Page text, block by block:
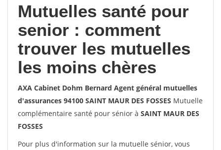
Mutuelles santé pour
senior : comment
trouver les mutuelles
les moins chères
AXA Cabinet Dohm Bernard Agent général mutuelles
d'assurances 94100 SAINT MAUR DES FOSSES Mutuelle
complémentaire santé pour sénior à SAINT MAUR DES
FOSSES
Pour plus d'information sur la mutuelle sénior, vous